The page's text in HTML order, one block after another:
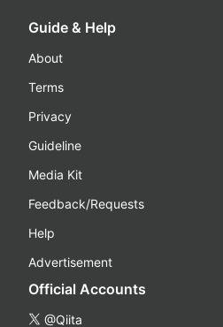
Guide & Help
About
Terms
Privacy
Guideline
Media Kit
Feedback/Requests
Help
Advertisement
Official Accounts
@Qiita